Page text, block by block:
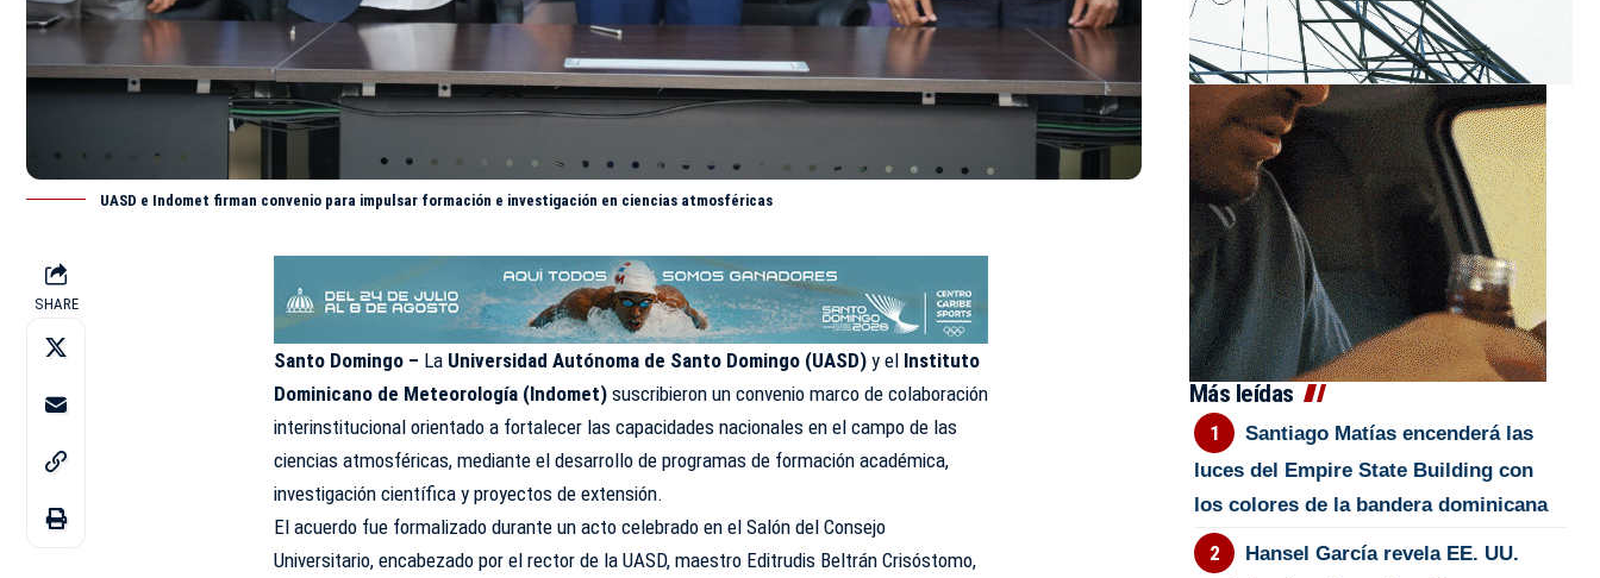
UASD e Indomet firman convenio para impulsar formación e investigación en ciencias atmosféricas
SHARE
Santo Domingo – La Universidad Autónoma de Santo Domingo (UASD) y el Instituto
Dominicano de Meteorología (Indomet) suscribieron un convenio marco de colaboración
interinstitucional orientado a fortalecer las capacidades nacionales en el campo de las
ciencias atmosféricas, mediante el desarrollo de programas de formación académica,
investigación científica y proyectos de extensión.
El acuerdo fue formalizado durante un acto celebrado en el Salón del Consejo
Universitario, encabezado por el rector de la UASD, maestro Editrudis Beltrán Crisóstomo,
Más leídas
Santiago Matías encenderá las
luces del Empire State Building con
los colores de la bandera dominicana
Hansel García revela EE. UU.